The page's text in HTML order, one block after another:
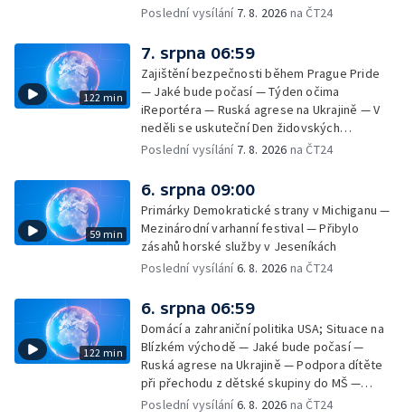
Poslední vysílání 7. 8. 2026 na ČT24
122 min
7. srpna 06:59
Zajištění bezpečnosti během Prague Pride
— Jaké bude počasí — Týden očima
iReportéra — Ruská agrese na Ukrajině — V
neděli se uskuteční Den židovských
památek — Vila Tugendhat slaví 25 let na
atletice 2026 — Výzkum: epidemie digitálních
závislostí je mýtus — Demolice vyhořelé
výškové budovy ve Zlíně
Poslední vysílání 7. 8. 2026 na ČT24
59 min
6. srpna 09:00
Primárky Demokratické strany v Michiganu —
Mezinárodní varhanní festival — Přibylo
zásahů horské služby v Jeseníkách
Poslední vysílání6. 8. 2026 na ČT24
122 min
6. srpna 06:59
Domácí a zahraniční politika USA; Situace na
Blízkém východě — Jaké bude počasí —
Ruská agrese na Ukrajině — Podpora dítěte
při přechodu z dětské skupiny do MŠ —
Filmové premiéry týdne — Dvě deci tuše v
Poslední vysílání6. 8. 2026 na ČT24